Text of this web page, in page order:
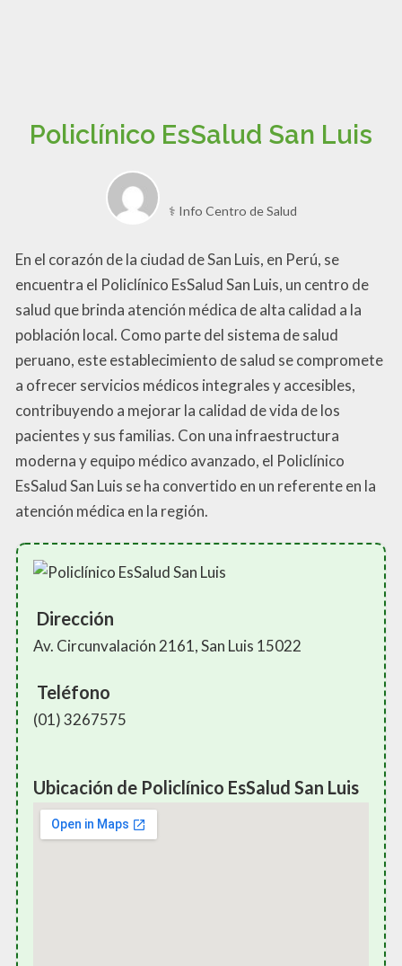
Policlínico EsSalud San Luis
⚕️ Info Centro de Salud
En el corazón de la ciudad de San Luis, en Perú, se
encuentra el Policlínico EsSalud San Luis, un centro de
salud que brinda atención médica de alta calidad a la
población local. Como parte del sistema de salud
peruano, este establecimiento de salud se compromete
a ofrecer servicios médicos integrales y accesibles,
contribuyendo a mejorar la calidad de vida de los
pacientes y sus familias. Con una infraestructura
moderna y equipo médico avanzado, el Policlínico
EsSalud San Luis se ha convertido en un referente en la
atención médica en la región.
Dirección
Av. Circunvalación 2161, San Luis 15022
Teléfono
(01) 3267575
Ubicación de Policlínico EsSalud San Luis